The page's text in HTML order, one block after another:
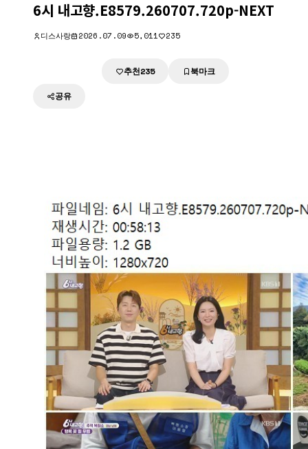
6시 내고향.E8579.260707.720p-NEXT
디스사랑 2026.07.09 5,011 235
추천235 북마크
공유